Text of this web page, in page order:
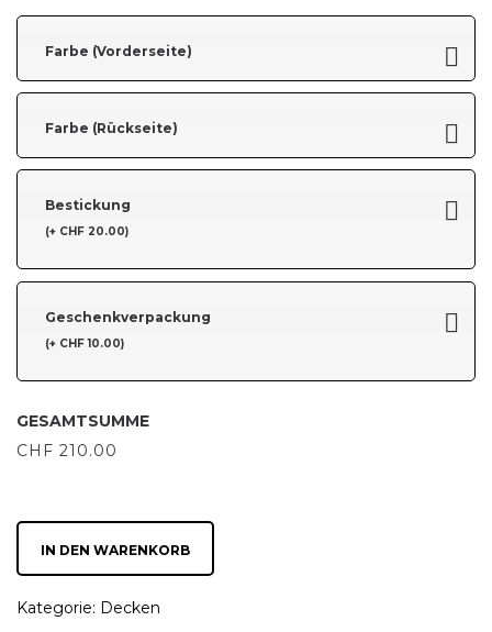
Farbe (Vorderseite)
Farbe (Rückseite)
Bestickung
(+ CHF 20.00)
Geschenkverpackung
(+ CHF 10.00)
GESAMTSUMME
CHF 210.00
IN DEN WARENKORB
Kategorie: Decken